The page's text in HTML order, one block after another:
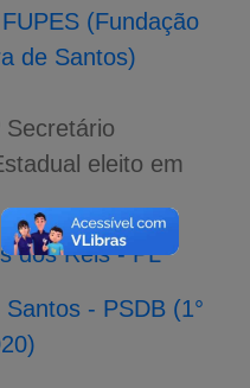
(Fundação
de Santos)
Secretário
eleito em
dos Reis - PL
- PSDB (1°